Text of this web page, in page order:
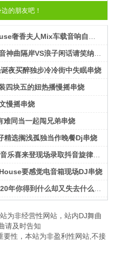
的朋友吧！
夜买醉独步冷冷街中失眠串烧
四块五的妞热播慢摇串烧
慢摇串烧
同当一起闯兄弟串烧
选搁浅孤独当作晚餐Dj串烧
要感觉电音箱现场DJ串烧
为非经营性网站，站内DJ舞曲
请及时告知
性，本站为非盈利性网站,不接